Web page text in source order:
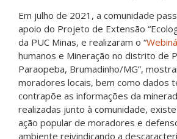
Em julho de 2021, a comunidade
apoio do Projeto de Extensão
da PUC Minas, e realizaram o “
humanos e Mineração no distrito de
Paraopeba, Brumadinho/MG”,
moradores locais, bem como dados
contrapõe as informações da
realizadas junto à comunidade,
ação popular de moradores e
ambiente reivindicando a